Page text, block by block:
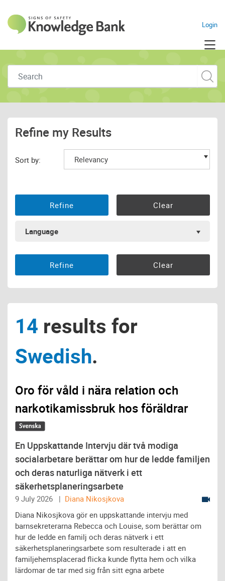
Skip to main content
Navigate to homeLogin
Refine my Results
Sort by:
Language
14 results for
Swedish.
Oro för våld i nära relation och
narkotikamissbruk hos föräldrar
En Uppskattande Intervju där två modiga
socialarbetare berättar om hur de ledde familjen
och deras naturliga nätverk i ett
säkerhetsplaneringsarbete
9 July 2026 | Diana Nikosjkova
Diana Nikosjkova gör en uppskattande intervju med
barnsekreterarna Rebecca och Louise, som berättar om
hur de ledde en familj och deras nätverk i ett
säkerhetsplaneringsarbete som resulterade i att en
familjehemsplacerad flicka kunde flytta hem och vilka
lärdomar de tar med sig från sitt egna arbete